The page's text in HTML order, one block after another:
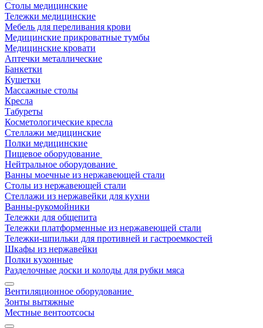
Столы медицинские
Тележки медицинские
Мебель для переливания крови
Медицинские прикроватные тумбы
Медицинские кровати
Аптечки металлические
Банкетки
Кушетки
Массажные столы
Кресла
Табуреты
Косметологические кресла
Стеллажи медицинские
Полки медицинские
Пищевое оборудование
Нейтральное оборудование
Ванны моечные из нержавеющей стали
Столы из нержавеющей стали
Стеллажи из нержавейки для кухни
Ванны-рукомойники
Тележки для общепита
Тележки платформенные из нержавеющей стали
Тележки-шпильки для противней и гастроемкостей
Шкафы из нержавейки
Полки кухонные
Разделочные доски и колоды для рубки мяса
Вентиляционное оборудование
Зонты вытяжные
Местные вентоотсосы